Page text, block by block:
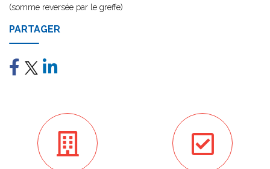
(somme reversée par le greffe)
PARTAGER